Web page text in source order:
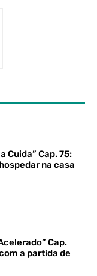
Cuida” Cap. 75:
na casa
Cap.
a partida de